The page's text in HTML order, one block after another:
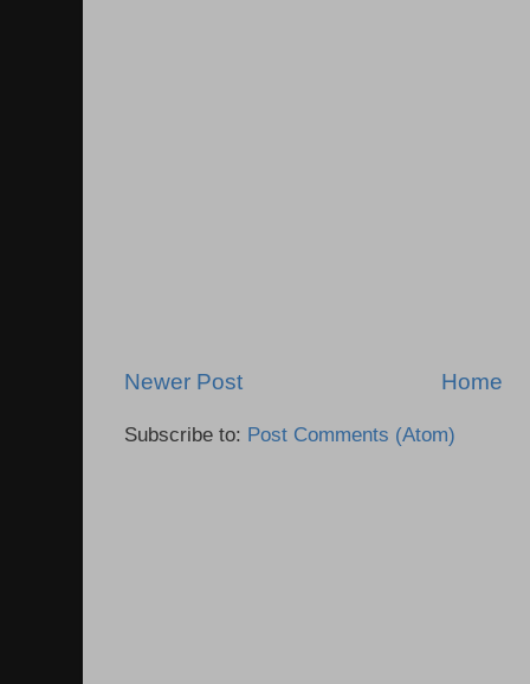
Newer Post Home
Subscribe to: Post Comments (Atom)